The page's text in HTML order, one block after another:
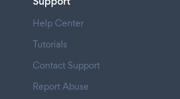
Help Center
Tutorials
Contact Support
Report Abuse